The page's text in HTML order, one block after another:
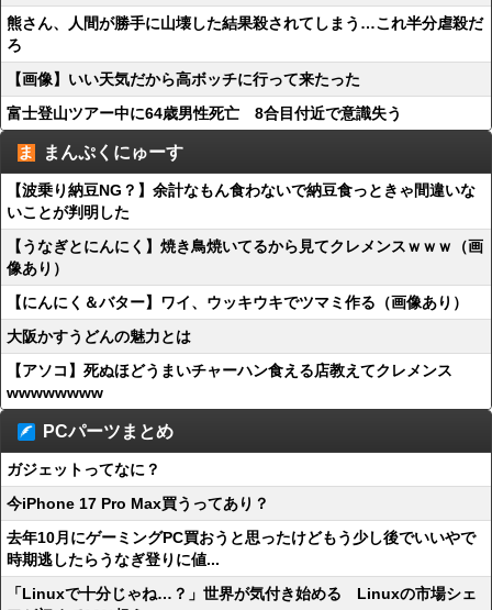
熊さん、人間が勝手に山壊した結果殺されてしまう…これ半分虐殺だ
ろ
【画像】いい天気だから高ボッチに行って来たった
富士登山ツアー中に64歳男性死亡 8合目付近で意識失う
まんぷくにゅーす
【波乗り納豆NG？】余計なもん食わないで納豆食っときゃ間違いな
いことが判明した
【うなぎとにんにく】焼き鳥焼いてるから見てクレメンスｗｗｗ（画
像あり）
【にんにく＆バター】ワイ、ウッキウキでツマミ作る（画像あり）
大阪かすうどんの魅力とは
【アソコ】死ぬほどうまいチャーハン食える店教えてクレメンス
wwwwwwww
PCパーツまとめ
ガジェットってなに？
今iPhone 17 Pro Max買うってあり？
去年10月にゲーミングPC買おうと思ったけどもう少し後でいいやで
時期逃したらうなぎ登りに値...
「Linuxで十分じゃね…？」世界が気付き始める Linuxの市場シェ